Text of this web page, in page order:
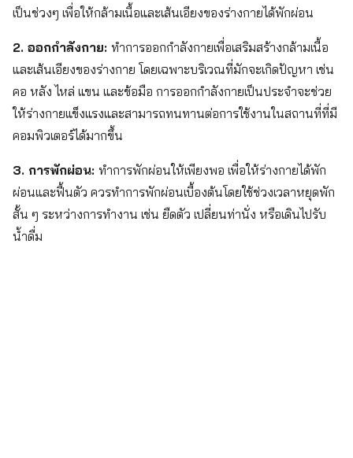
เป็นช่วงๆ เพื่อให้กล้ามเนื้อและเส้นเอียงของร่างกายได้พักผ่อน
2. ออกกำลังกาย: ทำการออกกำลังกายเพื่อเสริมสร้างกล้ามเนื้อ
และเส้นเอียงของร่างกาย โดยเฉพาะบริเวณที่มักจะเกิดปัญหา เช่น
คอ หลัง ไหล่ แขน และข้อมือ การออกกำลังกายเป็นประจำจะช่วย
ให้ร่างกายแข็งแรงและสามารถทนทานต่อการใช้งานในสถานที่ที่มี
คอมพิวเตอร์ได้มากขึ้น
3. การพักผ่อน: ทำการพักผ่อนให้เพียงพอ เพื่อให้ร่างกายได้พัก
ผ่อนและฟื้นตัว ควรทำการพักผ่อนเบื้องต้นโดยใช้ช่วงเวลาหยุดพัก
สั้น ๆ ระหว่างการทำงาน เช่น ยืดตัว เปลี่ยนท่านั่ง หรือเดินไปรับ
น้ำดื่ม